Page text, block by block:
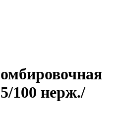
100 нерж./